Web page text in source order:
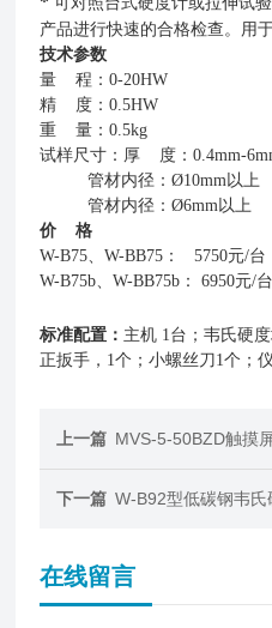
产品进行快速的合格检查。用
技术参数
量 程：0-20HW
精 度：0.5HW
重 量：0.5kg
试样尺寸：厚 度：0.4mm-
管材内径：Ø10mm以上
管材内径：Ø6mm以上
价 格
W-B75、W-BB75： 5750元/台
W-B75b、W-BB75b： 6950元/
标准配置： 主机 1台；韦氏硬
正扳手，1个；小螺丝刀1个；
上一篇 MVS-5-50BZD触摸
下一篇 W-B92型低碳钢韦氏
在线留言